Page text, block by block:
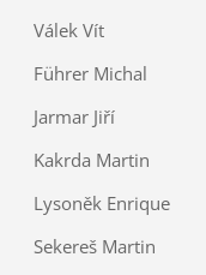
Válek Vít
Führer Michal
Jarmar Jiří
Kakrda Martin
Lysoněk Enrique
Sekereš Martin